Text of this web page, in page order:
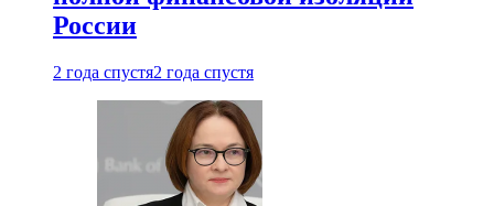
России
2 года спустя2 года спустя